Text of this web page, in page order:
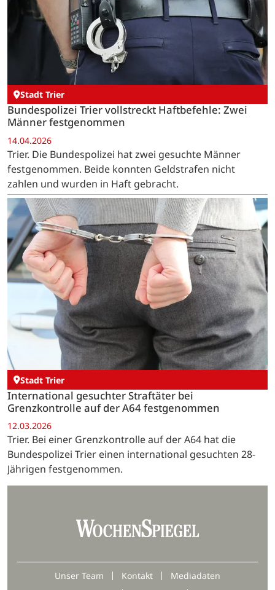
Stadt Trier
Bundespolizei Trier vollstreckt Haftbefehle: Zwei
Männer festgenommen
14.04.2026
Trier. Die Bundespolizei hat zwei gesuchte Männer
festgenommen. Beide konnten Geldstrafen nicht
zahlen und wurden in Haft gebracht.
Stadt Trier
International gesuchter Straftäter bei
Grenzkontrolle auf der A64 festgenommen
12.03.2026
Trier. Bei einer Grenzkontrolle auf der A64 hat die
Bundespolizei Trier einen international gesuchten 28-
Jährigen festgenommen.
Unser Team Kontakt
Mediadaten